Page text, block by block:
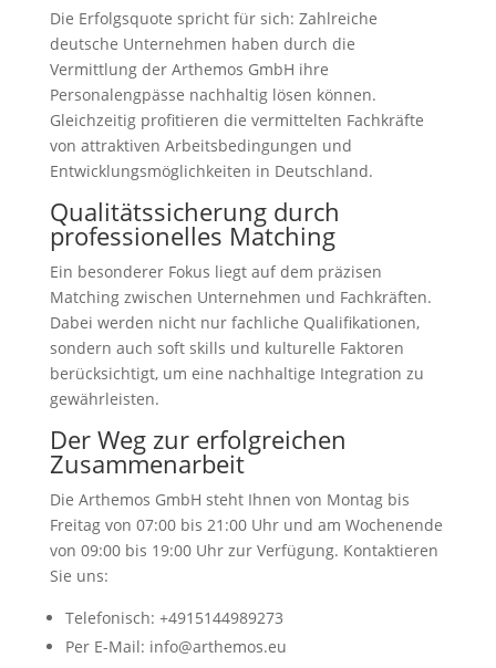
Die Erfolgsquote spricht für sich: Zahlreiche
deutsche Unternehmen haben durch die
Vermittlung der Arthemos GmbH ihre
Personalengpässe nachhaltig lösen können.
Gleichzeitig profitieren die vermittelten Fachkräfte
von attraktiven Arbeitsbedingungen und
Entwicklungsmöglichkeiten in Deutschland.
Qualitätssicherung durch
professionelles Matching
Ein besonderer Fokus liegt auf dem präzisen
Matching zwischen Unternehmen und Fachkräften.
Dabei werden nicht nur fachliche Qualifikationen,
sondern auch soft skills und kulturelle Faktoren
berücksichtigt, um eine nachhaltige Integration zu
gewährleisten.
Der Weg zur erfolgreichen
Zusammenarbeit
Die Arthemos GmbH steht Ihnen von Montag bis
Freitag von 07:00 bis 21:00 Uhr und am Wochenende
von 09:00 bis 19:00 Uhr zur Verfügung. Kontaktieren
Sie uns:
Telefonisch: +4915144989273
Per E-Mail: info@arthemos.eu